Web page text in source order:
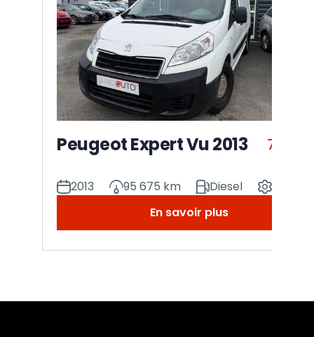
Peugeot Expert Vu 2013 7 990
2013 95 675 km Diesel
En savoir plus